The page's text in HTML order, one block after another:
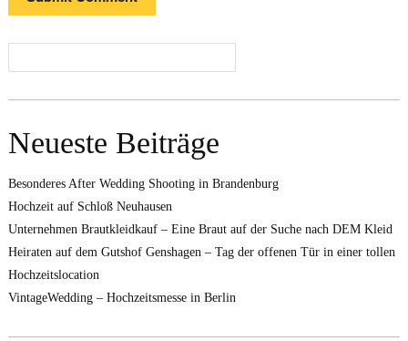
Neueste Beiträge
Besonderes After Wedding Shooting in Brandenburg
Hochzeit auf Schloß Neuhausen
Unternehmen Brautkleidkauf – Eine Braut auf der Suche nach DEM Kleid
Heiraten auf dem Gutshof Genshagen – Tag der offenen Tür in einer tollen
Hochzeitslocation
VintageWedding – Hochzeitsmesse in Berlin